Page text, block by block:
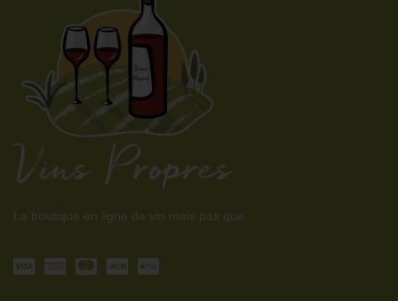
La boutique en ligne de vin mais pas que…